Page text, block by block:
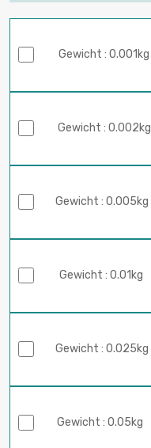
Gewicht : 0.001kg
Gewicht : 0.002kg
Gewicht : 0.005kg
Gewicht : 0.01kg
Gewicht : 0.025kg
Gewicht : 0.05kg